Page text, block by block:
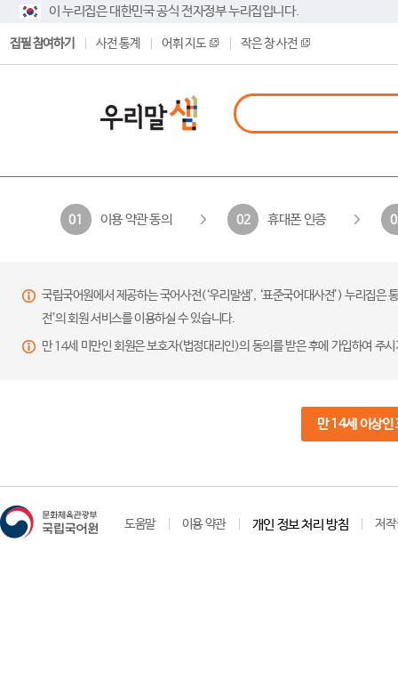
이 누리집은 대한민국 공식 전자정부 누리집입니다.
집필 참여하기 사전 통계 어휘 지도 작은 창 사전
01 이용 약관 동의 02 휴대폰 인증
국립국어원에서 제공하는 국어사전(‘우리말샘’, ‘표준국어대사전’) 누리집
전’의 회원 서비스를 이용하실 수 있습니다.
만 14세 미만인 회원은 보호자(법정대리인)의 동의를 받은 후에 가입하여 주
만 14세 이상인
도움말 이용 약관 개인 정보 처리 방침 저